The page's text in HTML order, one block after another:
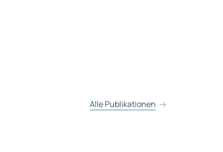
Alle Publikationen